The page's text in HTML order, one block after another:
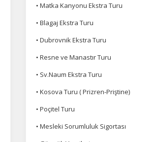
• Matka Kanyonu Ekstra Turu
• Blagaj Ekstra Turu
• Dubrovnik Ekstra Turu
• Resne ve Manastır Turu
• Sv.Naum Ekstra Turu
• Kosova Turu ( Prizren-Priştine)
• Poçitel Turu
• Mesleki Sorumluluk Sigortası